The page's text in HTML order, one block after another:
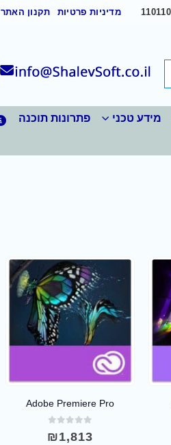
מדיניות פרטיות תקנון האתר
מידע טכני פתרונות תוכנה
Adobe Premiere Pro
₪1,813